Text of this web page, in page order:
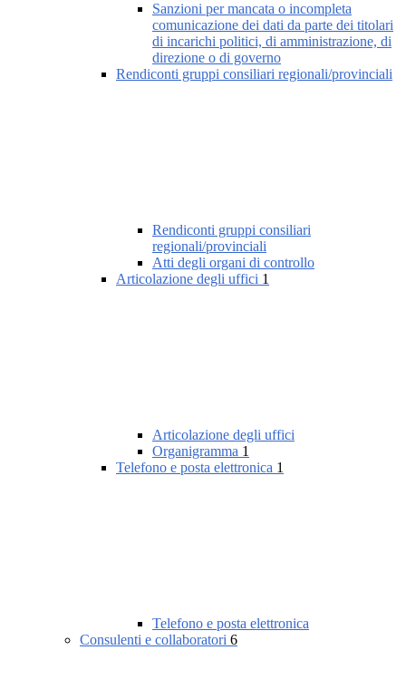
Sanzioni per mancata o incompleta
comunicazione dei dati da parte dei titolari
di incarichi politici, di amministrazione, di
direzione o di governo
Rendiconti gruppi consiliari regionali/provinciali
Rendiconti gruppi consiliari
regionali/provinciali
Atti degli organi di controllo
Articolazione degli uffici 1
Articolazione degli uffici
Organigramma 1
Telefono e posta elettronica 1
Telefono e posta elettronica
Consulenti e collaboratori 6